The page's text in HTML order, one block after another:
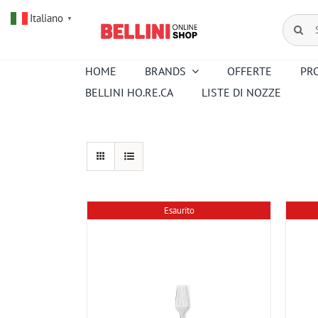
Cerca
per:
HOME BRANDS
Alessi Baccarat
Royal
Venini
OFFERTE
Amouroud Creed
BELLINI HO.RE.CA
LISTE DI NOZZE
Esaurito
Italiano ▼